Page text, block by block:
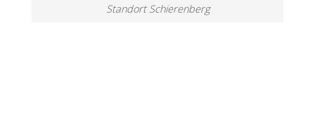
Standort Schierenberg